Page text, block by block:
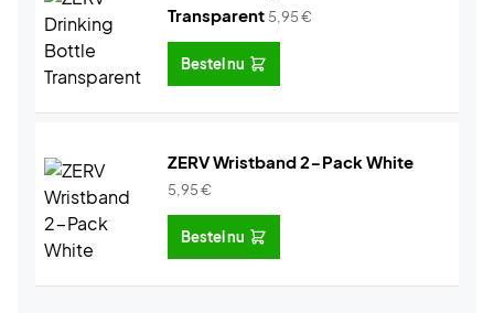
Transparent 5,95€
Bestel nu
ZERV Wristband 2-Pack White
5,95€
Bestel nu